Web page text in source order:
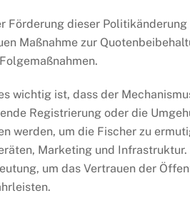
Förderung dieser
Maßnahme zur
wichtig ist, dass der
Registrierung oder die
werden, um die Fischer zu
Marketing und
um das Vertrauen der